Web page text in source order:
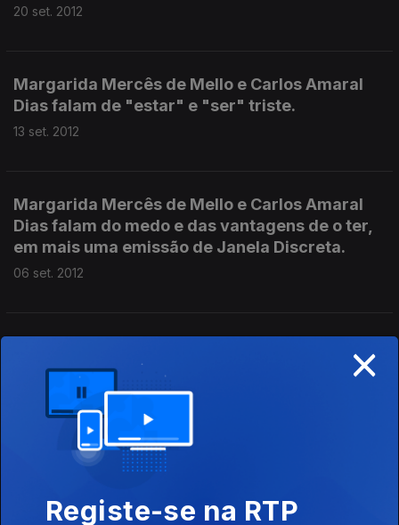
20 set. 2012
Margarida Mercês de Mello e Carlos Amaral
Dias falam de "estar" e "ser" triste.
13 set. 2012
Margarida Mercês de Mello e Carlos Amaral
Dias falam do medo e das vantagens de o ter,
em mais uma emissão de Janela Discreta.
06 set. 2012
nosso desafio e aproveite a antena para nos
dizer o que lhe vai na alma ou para nos contar
algum segredo ou para pensar connosco a
actualidade. Sim porque, do lado de cá,
atentamente, estarão dois ouvintes e
×
Registe-se na RTP